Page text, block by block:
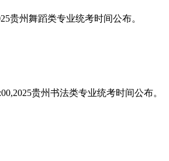
贵州舞蹈类专业统考时间公布。
贵州书法类专业统考时间公布。